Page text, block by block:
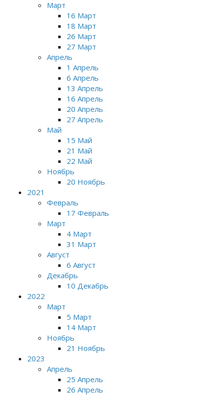
Март
16 Март
18 Март
26 Март
27 Март
Апрель
1 Апрель
6 Апрель
13 Апрель
16 Апрель
20 Апрель
27 Апрель
Май
15 Май
21 Май
22 Май
Ноябрь
20 Ноябрь
2021
Февраль
17 Февраль
Март
4 Март
31 Март
Август
6 Август
Декабрь
10 Декабрь
2022
Март
5 Март
14 Март
Ноябрь
21 Ноябрь
2023
Апрель
25 Апрель
26 Апрель